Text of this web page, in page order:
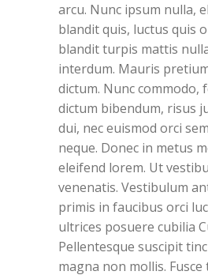
arcu. Nunc ipsum nulla,
blandit quis, luctus quis
blandit turpis mattis
interdum. Mauris
dictum. Nunc commodo,
dictum bibendum, risus
dui, nec euismod orci
neque. Donec in metus
eleifend lorem. Ut
venenatis. Vestibulum
primis in faucibus orci
ultrices posuere cubilia
Pellentesque suscipit
magna non mollis. Fusce